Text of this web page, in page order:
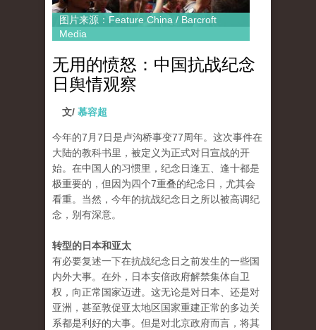
图片来源：Feature China / Barcroft
Media
无用的愤怒：中国抗战纪念
日舆情观察
文/ 慕容超
今年的7月7日是卢沟桥事变77周年。这次事件在
大陆的教科书里，被定义为正式对日宣战的开
始。在中国人的习惯里，纪念日逢五、逢十都是
极重要的，但因为四个7重叠的纪念日，尤其会
看重。当然，今年的抗战纪念日之所以被高调纪
念，别有深意。
转型的日本和亚太
有必要复述一下在抗战纪念日之前发生的一些国
内外大事。在外，日本安倍政府解禁集体自卫
权，向正常国家迈进。这无论是对日本、还是对
亚洲，甚至敦促亚太地区国家重建正常的多边关
系都是利好的大事。但是对北京政府而言，将其